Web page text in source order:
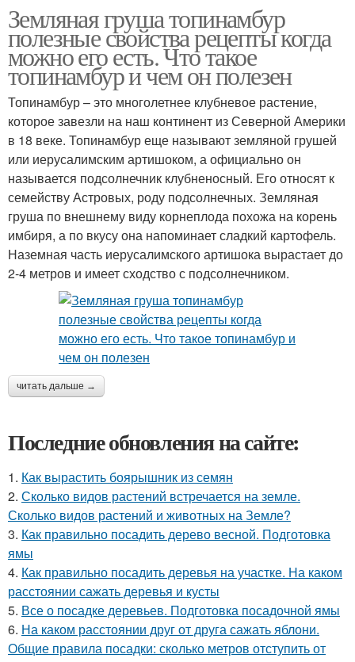
Земляная груша топинамбур
полезные свойства рецепты когда
можно его есть. Что такое
топинамбур и чем он полезен
Топинамбур – это многолетнее клубневое растение,
которое завезли на наш континент из Северной Америки
в 18 веке. Топинамбур еще называют земляной грушей
или иерусалимским артишоком, а официально он
называется подсолнечник клубненосный. Его относят к
семейству Астровых, роду подсолнечных. Земляная
груша по внешнему виду корнеплода похожа на корень
имбиря, а по вкусу она напоминает сладкий картофель.
Наземная часть иерусалимского артишока вырастает до
2-4 метров и имеет сходство с подсолнечником.
читать дальше →
Последние обновления на сайте:
1. Как вырастить боярышник из семян
2. Сколько видов растений встречается на земле.
Сколько видов растений и животных на Земле?
3. Как правильно посадить дерево весной. Подготовка
ямы
4. Как правильно посадить деревья на участке. На каком
расстоянии сажать деревья и кусты
5. Все о посадке деревьев. Подготовка посадочной ямы
6. На каком расстоянии друг от друга сажать яблони.
Общие правила посадки: сколько метров отступить от